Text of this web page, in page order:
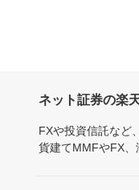
ネット証券の楽
FXや投資信託など
貨建てMMFやFX